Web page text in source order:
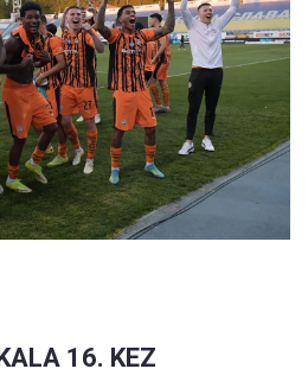
16. KEZ